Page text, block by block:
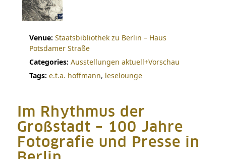
Venue: Staatsbibliothek zu Berlin – Haus
Potsdamer Straße
Categories: Ausstellungen aktuell+Vorschau
Tags: e.t.a. hoffmann, leselounge
Im Rhythmus der
Großstadt – 100 Jahre
Fotografie und Presse in